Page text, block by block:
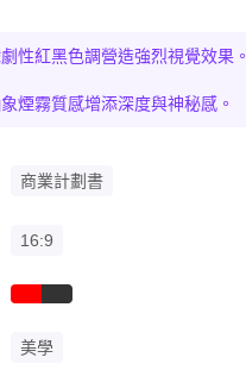
性紅黑色調營造強烈視覺效果。
煙霧質感增添深度與神秘感。
商業計劃書
16:9
red black
美學